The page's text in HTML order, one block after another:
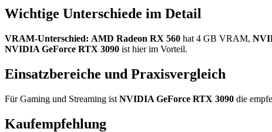
Wichtige Unterschiede im Detail
VRAM-Unterschied: AMD Radeon RX 560 hat 4 GB VRAM,
NVIDIA GeForce RTX 3090 ist hier im Vorteil.
Einsatzbereiche und Praxisvergleich
Für Gaming und Streaming ist NVIDIA GeForce RTX 3090 die
Kaufempfehlung